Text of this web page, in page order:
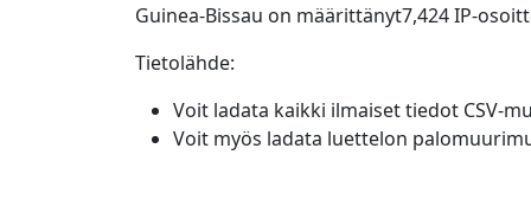
Guinea-Bissau on määrittänyt7,424 IP-
Tietolähde:
Voit ladata kaikki ilmaiset tiedot CSV-
Voit myös ladata luettelon